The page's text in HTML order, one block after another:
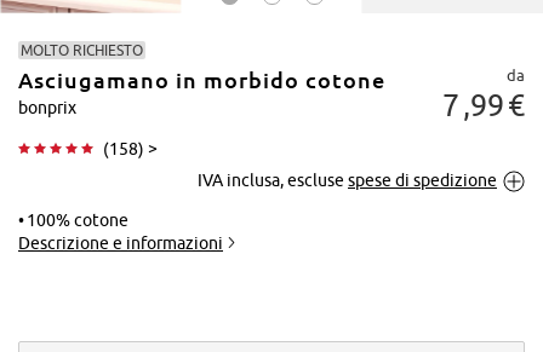
Tocca per
MOLTO RICHIESTO
Asciugamano in morbido cotone
bonprix
(158) >
da
7 99€
IVA inclusa, escluse spese di spedizione
100% cotone
Descrizione e informazioni